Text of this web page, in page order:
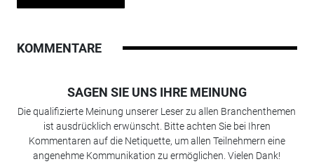
KOMMENTARE
SAGEN SIE UNS IHRE MEINUNG
Die qualifizierte Meinung unserer Leser zu allen Branchenthemen
ist ausdrücklich erwünscht. Bitte achten Sie bei Ihren
Kommentaren auf die Netiquette, um allen Teilnehmern eine
angenehme Kommunikation zu ermöglichen. Vielen Dank!